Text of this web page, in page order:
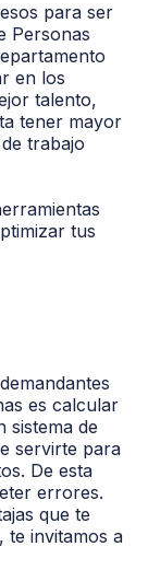
para ser
Personas
en los
talento,
tener mayor
trabajo
tus
es calcular
sistema de
servirte para
De esta
errores.
que te
te invitamos a